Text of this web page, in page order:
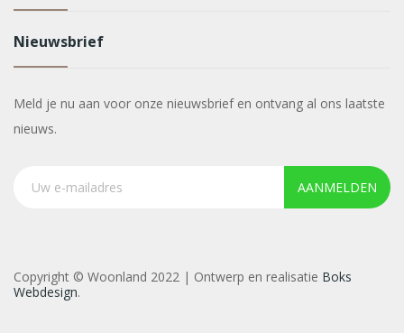
Nieuwsbrief
Meld je nu aan voor onze nieuwsbrief en ontvang al ons laatste
nieuws.
AANMELDEN
Copyright © Woonland 2022 | Ontwerp en realisatie Boks
Webdesign.